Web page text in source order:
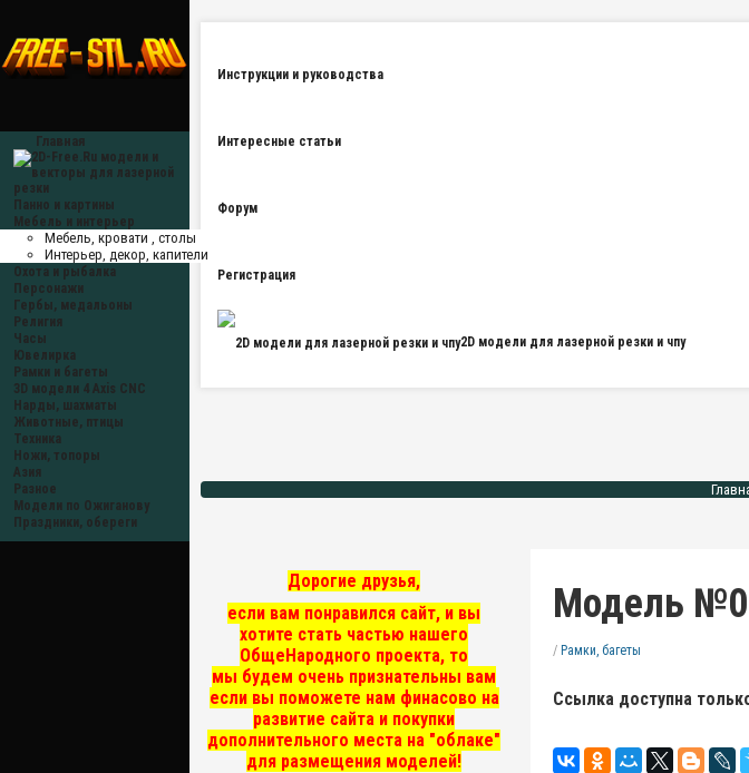
Главная
Панно и картины
Мебель и интерьер
Мебель, кровати , столы
Интерьер, декор, капители
Охота и рыбалка
Персонажи
Гербы, медальоны
Религия
Часы
Ювелирка
Рамки и багеты
3D модели 4 Axis CNC
Нарды, шахматы
Животные, птицы
Техника
Ножи, топоры
Азия
Разное
Модели по Ожиганову
Праздники, обереги
Инструкции и руководства
Интересные статьи
Форум
Регистрация
2D модели для лазерной резки и чпу
Дорогие друзья,
если вам понравился сайт, и вы
хотите стать частью нашего
ОбщеНародного проекта, то
мы будем очень признательны вам
если вы поможете нам финасово на
развитие сайта и покупки
дополнительного места на "облаке"
для размещения моделей!
Модель
/ Рамки, багеты
Ссылка доступна